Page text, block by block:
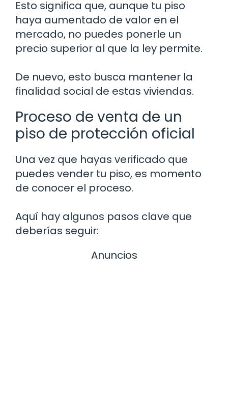
Esto significa que, aunque tu piso
haya aumentado de valor en el
mercado, no puedes ponerle un
precio superior al que la ley permite.
De nuevo, esto busca mantener la
finalidad social de estas viviendas.
Proceso de venta de un
piso de protección oficial
Una vez que hayas verificado que
puedes vender tu piso, es momento
de conocer el proceso.
Aquí hay algunos pasos clave que
deberías seguir:
Anuncios